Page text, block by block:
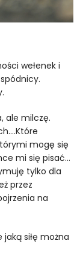
wełenek i
ale milczę.
mogę się
mi się pisać…
tylko dla
przez
na
siłę można